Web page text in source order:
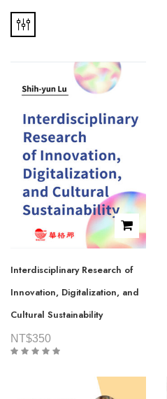
Interdisciplinary Research of
Innovation, Digitalization, and
Cultural Sustainability
NT$350